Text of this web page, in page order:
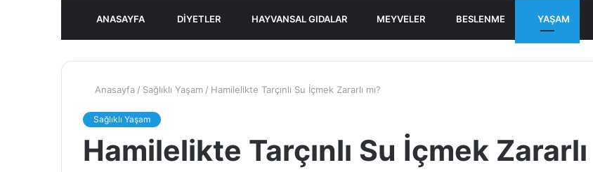
ANASAYFA DIYETLER HAYVANSAL GIDALAR MEYVELER BESLENME YAŞAM
Anasayfa / Sağlıklı Yaşam / Hamilelikte Tarçınlı Su İçmek Zararlı mı?
Sağlıklı Yaşam
Hamilelikte Tarçınlı Su İçmek Zararlı